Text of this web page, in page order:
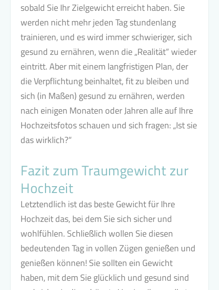
sobald Sie Ihr Zielgewicht erreicht haben. Sie
werden nicht mehr jeden Tag stundenlang
trainieren, und es wird immer schwieriger, sich
gesund zu ernähren, wenn die „Realität“ wieder
eintritt. Aber mit einem langfristigen Plan, der
die Verpflichtung beinhaltet, fit zu bleiben und
sich (in Maßen) gesund zu ernähren, werden
nach einigen Monaten oder Jahren alle auf Ihre
Hochzeitsfotos schauen und sich fragen: „Ist sie
das wirklich?“
Fazit zum Traumgewicht zur
Hochzeit
Letztendlich ist das beste Gewicht für Ihre
Hochzeit das, bei dem Sie sich sicher und
wohlfühlen. Schließlich wollen Sie diesen
bedeutenden Tag in vollen Zügen genießen und
genießen können! Sie sollten ein Gewicht
haben, mit dem Sie glücklich und gesund sind